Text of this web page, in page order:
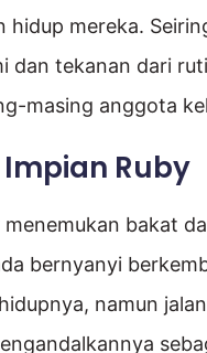
hidup mereka.
dan tekanan dari
masing anggota
Ruby
menemukan bakat
bernyanyi
namun